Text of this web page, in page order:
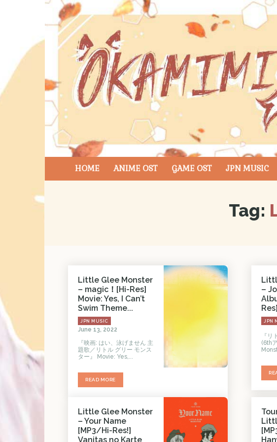
HOME ANIME OST GAME OST JPN MUSIC
Tag:
Little Glee Monster
– magic！[Hi-Res]
Movie: Yes, I Can’t
Swim Theme...
JPN MUSIC
June 13, 2022
『映画: はい、泳げません 主
題歌／リトル グリー モンス
ター』 Movie: Yes,...
READ MORE
–
Res]
JPN
『リ
(6thアル
Little Glee Monster
– Your Name
[MP3/Hi-Res!]
Vanitas no Karte